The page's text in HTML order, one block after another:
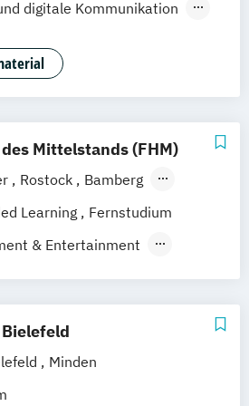
Kassel
Innsbruck
Friedrichshafen
Münster Trier
Linz
digitale Kommunikation
Medieninformatik
UX Design
Mittelstands (FHM)
Rostock
Bamberg
Düren
Frechen
Learning
Fernstudium
& Entertainment
& Sportmarketing
Minden